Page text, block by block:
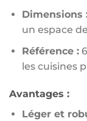
Dimensions
un espace
Référence :
les cuisines
Avantages :
Léger et